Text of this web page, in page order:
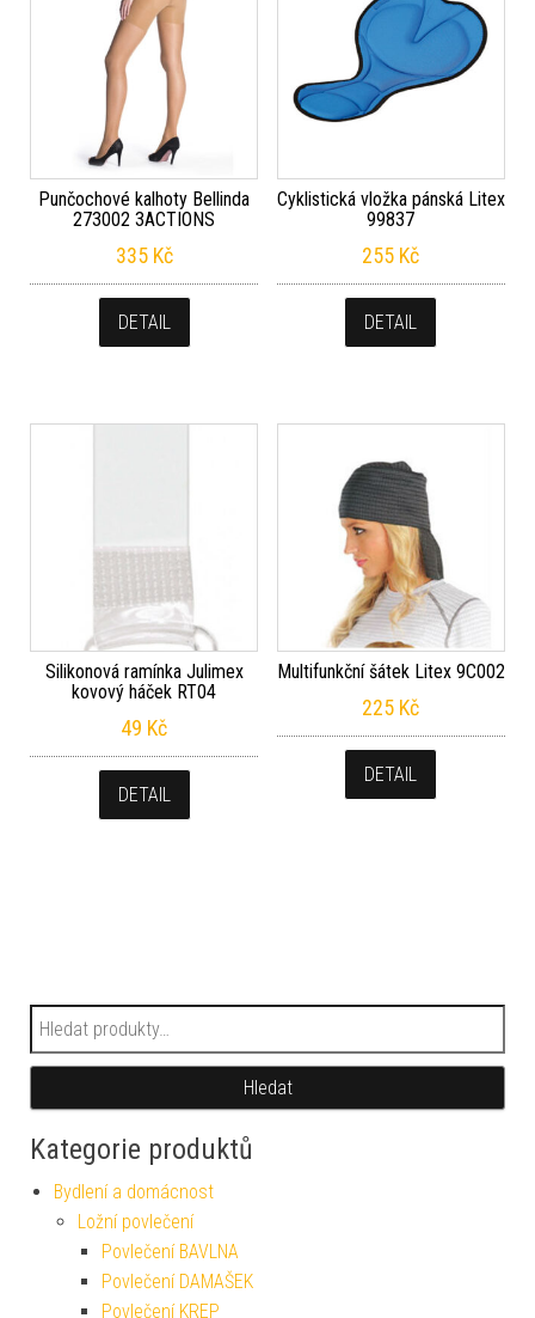
Punčochové kalhoty Bellinda
273002 3ACTIONS
335 Kč
DETAIL
Cyklistická vložka pánská Litex
99837
255 Kč
DETAIL
Silikonová ramínka Julimex
kovový háček RT04
49 Kč
DETAIL
Multifunkční šátek Litex 9C002
225 Kč
DETAIL
Hledat:
Hledat
Kategorie produktů
Bydlení a domácnost
Ložní povlečení
Povlečení BAVLNA
Povlečení DAMAŠEK
Povlečení KREP